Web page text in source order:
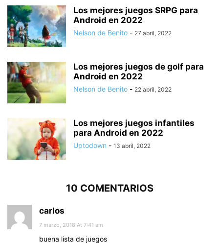
Los mejores juegos SRPG para
Android en 2022
Nelson de Benito - 27 abril, 2022
Los mejores juegos de golf para
Android en 2022
Nelson de Benito - 22 abril, 2022
Los mejores juegos infantiles
para Android en 2022
Uptodown - 13 abril, 2022
10 COMENTARIOS
carlos
7 marzo, 2018 At 7:41 am
buena lista de juegos